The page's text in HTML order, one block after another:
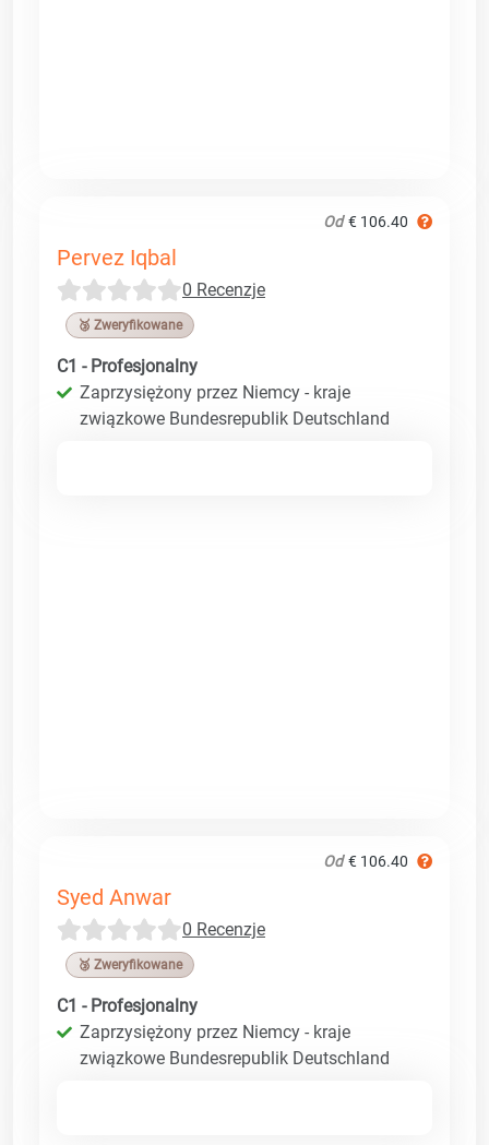
Od € 106.40
Pervez Iqbal
0 Recenzje
🥉 Zweryfikowane
C1 - Profesjonalny
Zaprzysiężony przez Niemcy - kraje
związkowe Bundesrepublik Deutschland
Od € 106.40
Syed Anwar
0 Recenzje
🥉 Zweryfikowane
C1 - Profesjonalny
Zaprzysiężony przez Niemcy - kraje
związkowe Bundesrepublik Deutschland